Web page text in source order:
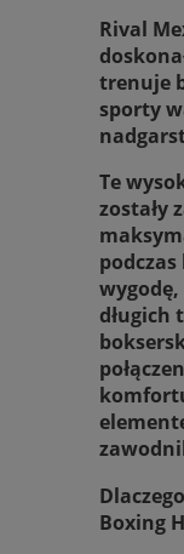
Rival
trenuje
sporty
Te
zostały
podczas
długich
Boxing